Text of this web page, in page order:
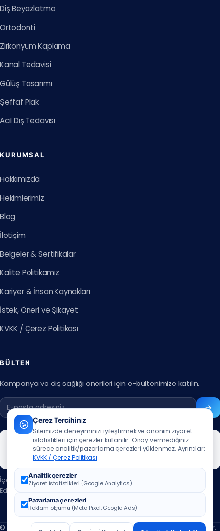
Diş Beyazlatma
Ortodonti
Zirkonyum Kaplama
Kanal Tedavisi
Gülüş Tasarımı
Şeffaf Plak
Acil Diş Tedavisi
KURUMSAL
Hakkımızda
Hekimlerimiz
Blog
İletişim
Belgeler & Sertifikalar
Kalite Politikamız
Kariyer & İnsan Kaynakları
İstek, Öneri ve Şikayet
KVKK / Çerez Politikası
BÜLTEN
Kampanya ve diş sağlığı önerileri için e-bültenimize katılın.
İçerik güncelleme tarihi:07.07.2026
Editör:
© 2026 ÖzbuDent Ağız ve Diş Sağlığı Merkezleri. Tüm hakları saklıdır.
Çerez Tercihiniz
Sitemizde deneyiminizi iyileştirmek ve anonim ziyaret
istatistikleri için çerezler kullanılır. Onay vermediğiniz
sürece analitik/pazarlama çerezleri yüklenmez. Ayrıntılar:
KVKK / Çerez Politikası
Analitik çerezler
Ziyaret istatistikleri (Google Analytics)
Pazarlama çerezleri
Reklam ölçümü (Meta Pixel, Google Ads)